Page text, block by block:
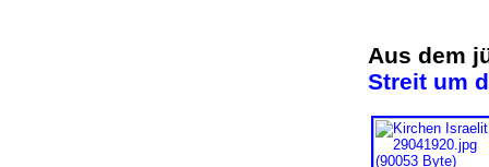
Aus dem
Streit um